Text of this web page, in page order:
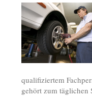
qualifiziertem
gehört zum